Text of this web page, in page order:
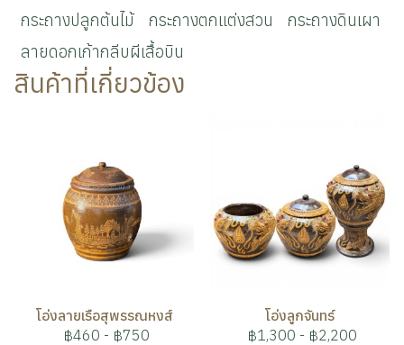
กระถางปลูกต้นไม้
กระถางตกแต่งสวน
กระถางดินเผา
ลายดอกเก้ากลีบผีเสื้อบิน
สินค้าที่เกี่ยวข้อง
โอ่งลายเรือสุพรรณหงส์
฿460 - ฿750
โอ่งลูกจันทร์
฿1,300 - ฿2,200